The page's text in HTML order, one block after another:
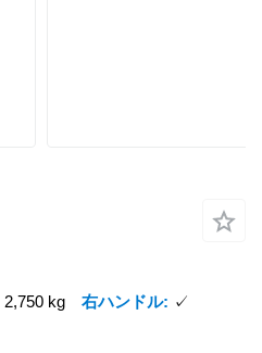
2,750 kg 右ハンドル ✓